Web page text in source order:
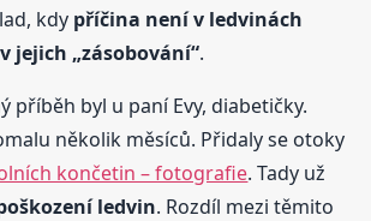
kdy příčina není v ledvinách
jejich „zásobování“.
příběh byl u paní Evy, diabetičky.
několik měsíců. Přidaly se otoky
končetin – fotografie. Tady už
ledvin. Rozdíl mezi těmito